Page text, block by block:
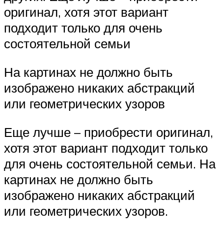
оригинал, хотя этот вариант
подходит только для очень
состоятельной семьи
На картинах не должно быть
изображено никаких абстракций
или геометрических узоров
Еще лучше – приобрести оригинал,
хотя этот вариант подходит только
для очень состоятельной семьи. На
картинах не должно быть
изображено никаких абстракций
или геометрических узоров.